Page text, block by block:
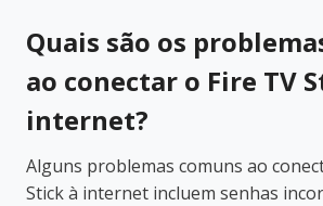
Quais são os
ao conectar o Fire TV
internet?
Alguns problemas comuns ao
Stick à internet incluem senhas